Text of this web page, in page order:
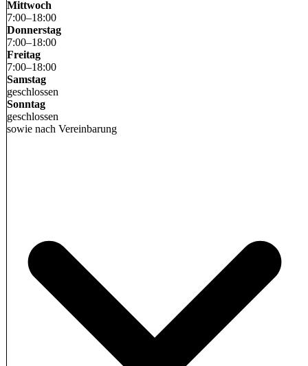
Mittwoch
7:00–18:00
Donnerstag
7:00–18:00
Freitag
7:00–18:00
Samstag
geschlossen
Sonntag
geschlossen
sowie nach Vereinbarung